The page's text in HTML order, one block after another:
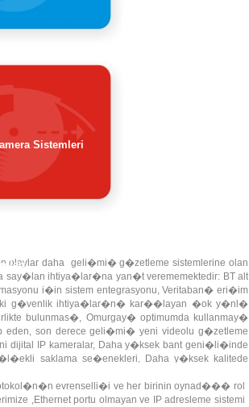
daha geli�mi� g�zetleme sistemlerine olan
ihtiya�lar�na yan�t verememektedir: BT alt
i�in sistem entegrasyonu, Veritaban� eri�im
g�venlik ihtiya�lar�n� kar��layan �ok y�nl�
bulunmas�, Omurgay� optimumda kullanmay�
son derece geli�mi� yeni videolu g�zetleme
IP kameralar, Daha y�ksek bant geni�li�inde
saklama se�enekleri, Daha y�ksek kalitede
Sistemleri
evrenselli�i ve her birinin oynad��� rol
,Ethernet portu olmayan ve IP adresleme sistemi